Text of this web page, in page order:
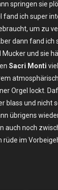
springen sie
fand ich super
um zu
dann fand ich
Mucker und sie
Sacri Monti
Orgel lockt.
blass und nicht
übrigens
auch noch
im